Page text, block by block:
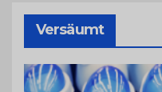
Versäumt